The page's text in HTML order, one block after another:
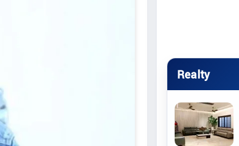
Realty